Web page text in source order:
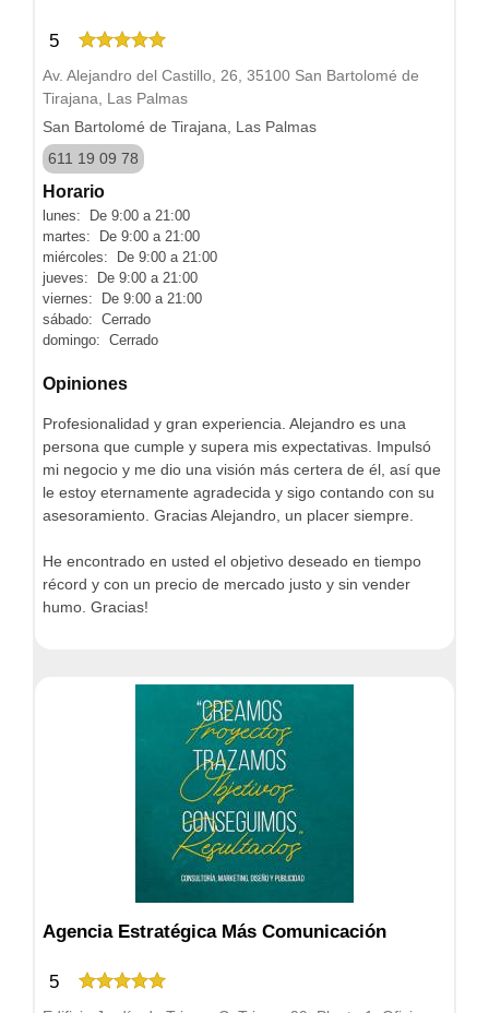
5
Av. Alejandro del Castillo, 26, 35100 San Bartolomé de
Tirajana, Las Palmas
San Bartolomé de Tirajana, Las Palmas
611 19 09 78
Horario
lunes: De 9:00 a 21:00
martes: De 9:00 a 21:00
miércoles: De 9:00 a 21:00
jueves: De 9:00 a 21:00
viernes: De 9:00 a 21:00
sábado: Cerrado
domingo: Cerrado
Opiniones
Profesionalidad y gran experiencia. Alejandro es una
persona que cumple y supera mis expectativas. Impulsó
mi negocio y me dio una visión más certera de él, así que
le estoy eternamente agradecida y sigo contando con su
asesoramiento. Gracias Alejandro, un placer siempre.
He encontrado en usted el objetivo deseado en tiempo
récord y con un precio de mercado justo y sin vender
humo. Gracias!
Agencia Estratégica Más Comunicación
5